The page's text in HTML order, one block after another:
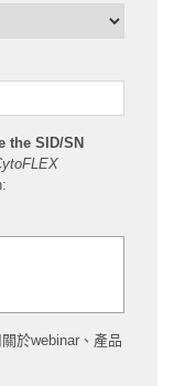
the SID/SN
於webinar、產品